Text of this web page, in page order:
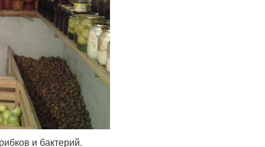
и бактерий.